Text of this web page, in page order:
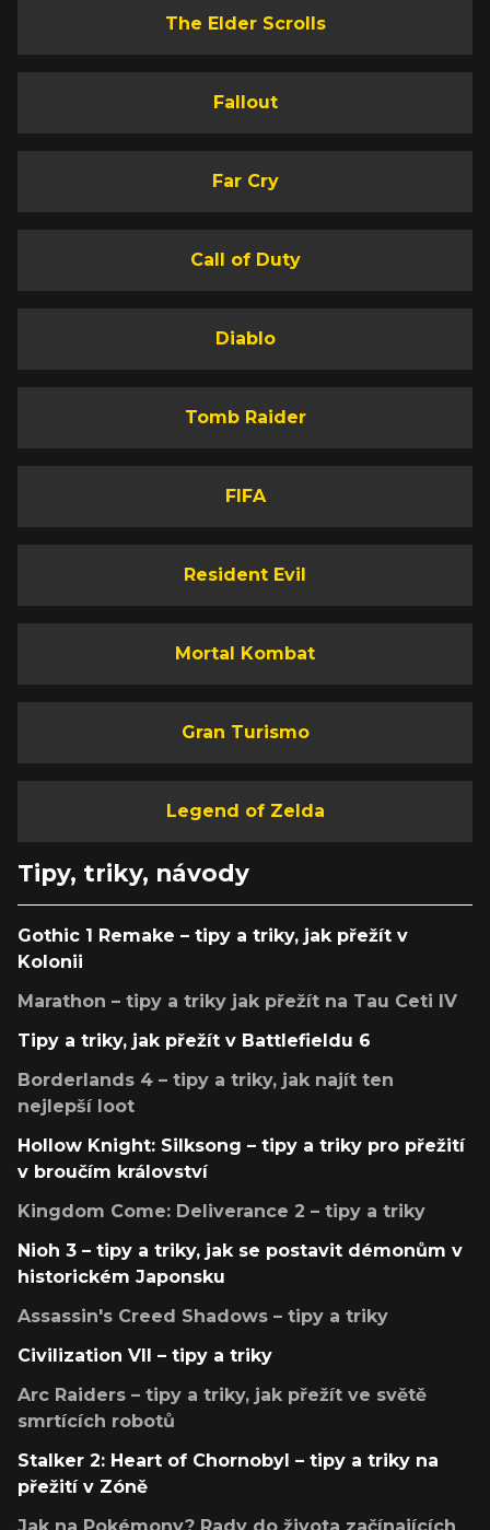
The Elder Scrolls
Fallout
Far Cry
Call of Duty
Diablo
Tomb Raider
FIFA
Resident Evil
Mortal Kombat
Gran Turismo
Legend of Zelda
Tipy, triky, návody
Gothic 1 Remake – tipy a triky, jak přežít v
Kolonii
Marathon – tipy a triky jak přežít na Tau Ceti IV
Tipy a triky, jak přežít v Battlefieldu 6
Borderlands 4 – tipy a triky, jak najít ten
nejlepší loot
Hollow Knight: Silksong – tipy a triky pro přežití
v broučím království
Kingdom Come: Deliverance 2 – tipy a triky
Nioh 3 – tipy a triky, jak se postavit démonům v
historickém Japonsku
Assassin's Creed Shadows – tipy a triky
Civilization VII – tipy a triky
Arc Raiders – tipy a triky, jak přežít ve světě
smrtících robotů
Stalker 2: Heart of Chornobyl – tipy a triky na
přežití v Zóně